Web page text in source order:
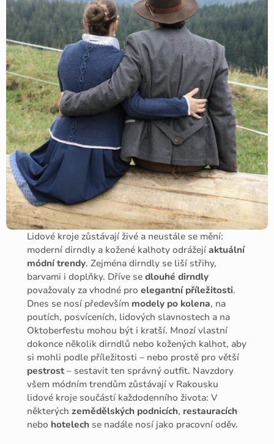
Lidové kroje zůstávají živé a neustále se mění:
moderní dirndly a kožené kalhoty odrážejíaktuální
módní trendy. Zejména dirndly se liší střihy,
barvami i doplňky. Dříve sedlouhé dirndly
považovaly za vhodné proelegantní příležitosti.
Dnes se nosí především modely po kolena, na
poutích, posvíceních, lidových slavnostech a na
Oktoberfestu mohou být i kratší. Mnozí vlastní
dokonce několik dirndlů nebo kožených kalhot, aby
si mohli podle příležitosti – nebo prostě pro větší
pestrost – sestavit ten správný outfit. Navzdory
všem módním trendům zůstávají v Rakousku
lidové kroje součástí každodenního života: V
některýchzemědělských podnicích, restauracích
nebo hotelech se nadále nosí jako pracovní oděv.